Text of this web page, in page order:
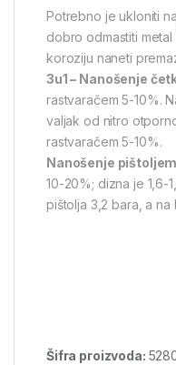
Potrebno je ukloniti
dobro odmastiti
koroziju naneti
3u1 – Nanošenje
rastvaračem 5-10%.
valjak od nitro
rastvaračem 5-10%.
Nanošenje
10-20%; dizna je 1,6-
pištolja 3,2 bara, a
Šifra proizvoda: